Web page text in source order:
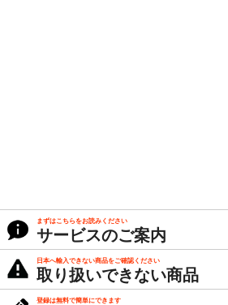
まずはこちらをお読みください
サービスのご案内
日本へ輸入できない商品をご確認ください
取り扱いできない商品
登録は無料で簡単にできます